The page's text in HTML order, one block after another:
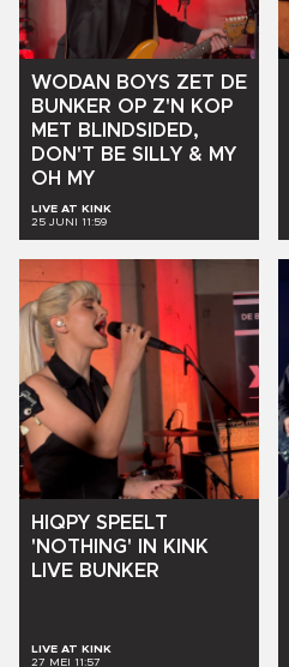
WODAN BOYS ZET DE
BUNKER OP Z'N
KOP
MET BLINDSIDED,
DON'T BE SILLY & MY
OH
MY
LIVE AT KINK
25 JUNI 11:59
HIQPY SPEELT
'NOTHING'
IN
KINK
LIVE BUNKER
LIVE AT KINK
27 MEI 11:57